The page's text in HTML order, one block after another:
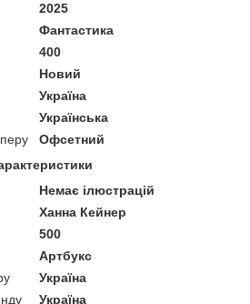
2025
Фантастика
400
Новий
Україна
Українська
Офсетний
Немає ілюстрацій
Ханна Кейнер
500
Артбукс
Україна
Україна